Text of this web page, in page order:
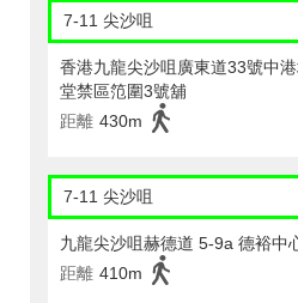
7-11 尖沙咀
香港九龍尖沙咀廣東道33號中
堂禁區笵圍3號舖
距離 430m
7-11 尖沙咀
九龍尖沙咀赫德道 5-9a 德裕中
距離 410m